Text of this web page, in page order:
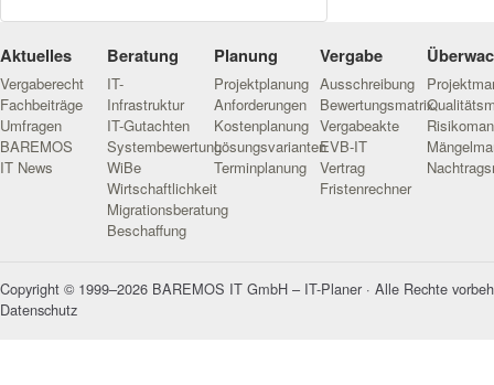
Aktuelles
Vergaberecht
Fachbeiträge
Umfragen
BAREMOS
IT News
Beratung
IT-
Infrastruktur
IT-Gutachten
Systembewertung
WiBe
Wirtschaftlichkeit
Migrationsberatung
Beschaffung
Planung
Projektplanung
Anforderungen
Kostenplanung
Lösungsvarianten
Terminplanung
Vergabe
Ausschreibung
Bewertungsmatrix
Vergabeakte
EVB-IT
Vertrag
Fristenrechner
Copyright © 1999–2026 BAREMOS IT GmbH – IT-Planer · Alle Rechte
Datenschutz